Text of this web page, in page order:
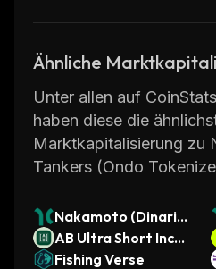
Ähnliche
Unter allen auf
haben diese die
Marktkapitalisierung zu
Tankers (Ondo
Nakamoto (Dinari T
okenized Stock)
AB Ultra Short Inco
me ETF (Ondo Toke
Fishing Verse